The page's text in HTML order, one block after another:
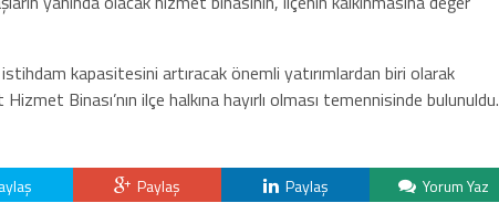
kapasitesini artıracak önemli yatırımlardan biri olarak
Binası’nın ilçe halkına hayırlı olması temennisinde bulunuldu.
Paylaş Paylaş Yorum Yaz